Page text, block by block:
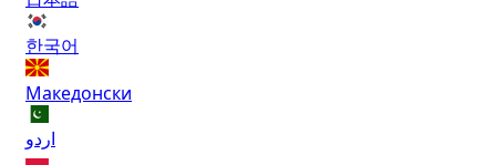
한국어
Македонски
اردو